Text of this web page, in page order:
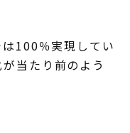
100％実現してい
当たり前のよう